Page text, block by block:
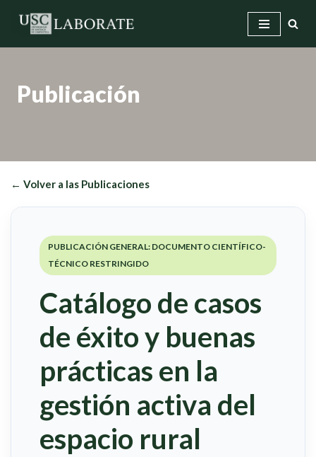
Saltar
Publicación
← Volver a las Publicaciones
PUBLICACIÓN GENERAL: DOCUMENTO CIENTÍFICO-
TÉCNICO RESTRINGIDO
Catálogo de casos
de éxito y buenas
prácticas en la
gestión activa del
espacio rural